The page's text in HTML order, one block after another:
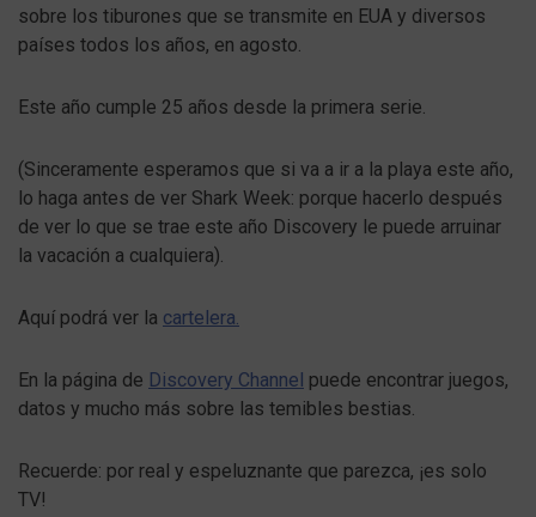
sobre los tiburones que se transmite en EUA y diversos
países todos los años, en agosto.
Este año cumple 25 años desde la primera serie.
(Sinceramente esperamos que si va a ir a la playa este año,
lo haga antes de ver Shark Week: porque hacerlo después
de ver lo que se trae este año Discovery le puede arruinar
la vacación a cualquiera).
Aquí podrá ver la cartelera.
En la página de Discovery Channel puede encontrar juegos,
datos y mucho más sobre las temibles bestias.
Recuerde: por real y espeluznante que parezca, ¡es solo
TV!